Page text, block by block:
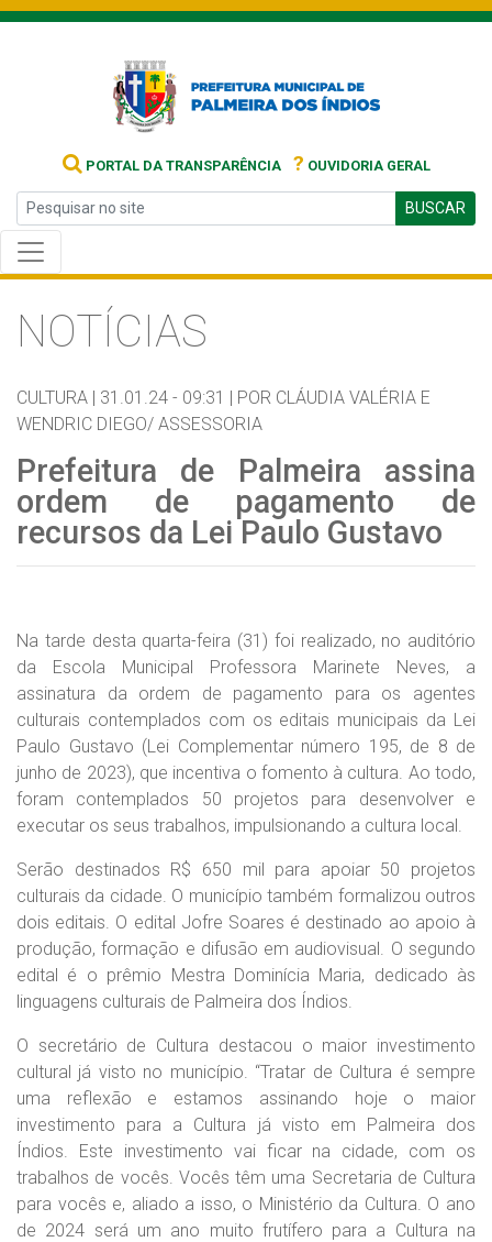
PORTAL DA TRANSPARÊNCIA ? OUVIDORIA GERAL
BUSCAR
NOTÍCIAS
CULTURA | 31.01.24 - 09:31 | POR CLÁUDIA VALÉRIA E
WENDRIC DIEGO/ ASSESSORIA
Prefeitura de Palmeira assina
ordem de pagamento de
recursos da Lei Paulo Gustavo
Na tarde desta quarta-feira (31) foi realizado, no auditório
da Escola Municipal Professora Marinete Neves, a
assinatura da ordem de pagamento para os agentes
culturais contemplados com os editais municipais da Lei
Paulo Gustavo (Lei Complementar número 195, de 8 de
junho de 2023), que incentiva o fomento à cultura. Ao todo,
foram contemplados 50 projetos para desenvolver e
executar os seus trabalhos, impulsionando a cultura local.
Serão destinados R$ 650 mil para apoiar 50 projetos
culturais da cidade. O município também formalizou outros
dois editais. O edital Jofre Soares é destinado ao apoio à
produção, formação e difusão em audiovisual. O segundo
edital é o prêmio Mestra Dominícia Maria, dedicado às
linguagens culturais de Palmeira dos Índios.
O secretário de Cultura destacou o maior investimento
cultural já visto no município. “Tratar de Cultura é sempre
uma reflexão e estamos assinando hoje o maior
investimento para a Cultura já visto em Palmeira dos
Índios. Este investimento vai ficar na cidade, com os
trabalhos de vocês. Vocês têm uma Secretaria de Cultura
para vocês e, aliado a isso, o Ministério da Cultura. O ano
de 2024 será um ano muito frutífero para a Cultura na